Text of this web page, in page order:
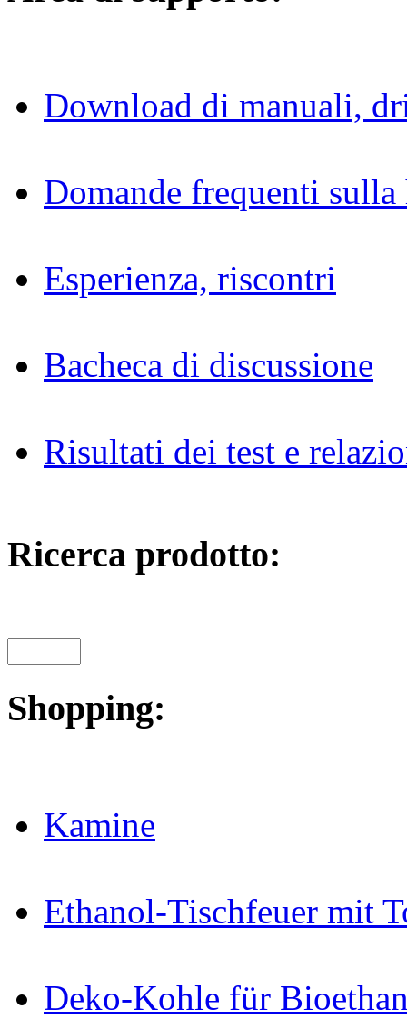
Download di manuali,
Domande frequenti
Esperienza, riscontri
Bacheca di discussione
Risultati dei test e
Ricerca prodotto:
Shopping:
Kamine
Ethanol-Tischfeuer mit
Deko-Kohle für